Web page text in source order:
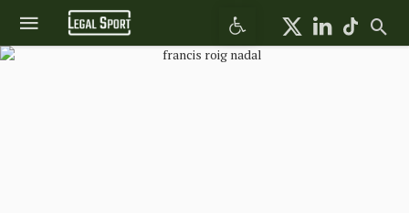
Abrir barra de herramientas